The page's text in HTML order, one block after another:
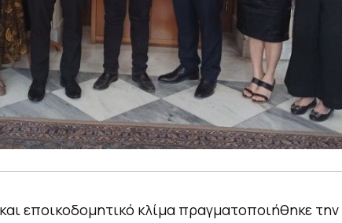
εποικοδομητικό κλίμα πραγματοποιήθηκε την